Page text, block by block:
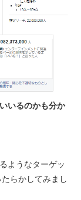
いるのかも分か
ようなターゲッ
らかしてみまし